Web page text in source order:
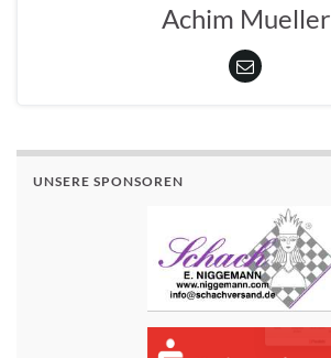
Achim Mueller
UNSERE SPONSOREN